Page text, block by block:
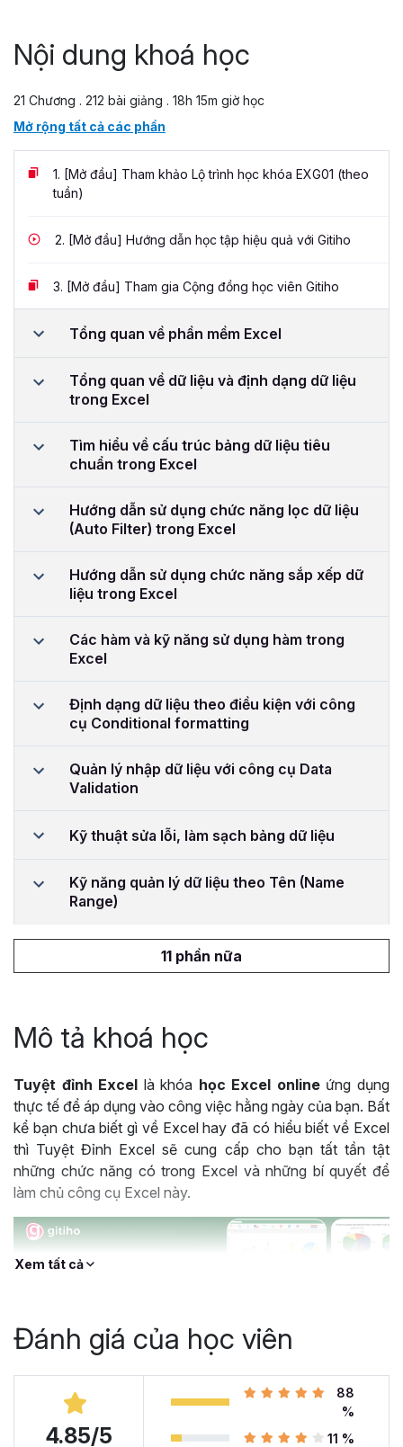
Nội dung khoá học
21 Chương . 212 bài giảng . 18h 15m giờ học
Mở rộng tất cả các phần
1. [Mở đầu] Tham khảo Lộ trình học khóa EXG01 (theo
tuần)
2. [Mở đầu] Hướng dẫn học tập hiệu quả với Gitiho
3. [Mở đầu] Tham gia Cộng đồng học viên Gitiho
Tổng quan về phần mềm Excel
Tổng quan về dữ liệu và định dạng dữ liệu
trong Excel
Tìm hiểu về cấu trúc bảng dữ liệu tiêu
chuẩn trong Excel
Hướng dẫn sử dụng chức năng lọc dữ liệu
(Auto Filter) trong Excel
Hướng dẫn sử dụng chức năng sắp xếp dữ
liệu trong Excel
Các hàm và kỹ năng sử dụng hàm trong
Excel
Định dạng dữ liệu theo điều kiện với công
cụ Conditional formatting
Quản lý nhập dữ liệu với công cụ Data
Validation
Kỹ thuật sửa lỗi, làm sạch bảng dữ liệu
Kỹ năng quản lý dữ liệu theo Tên (Name
Range)
11 phần nữa
Mô tả khoá học
Tuyệt đỉnh Excel là khóa học Excel onlineứng dụng
thực tế để áp dụng vào công việc hằng ngày của bạn. Bất
kể bạn chưa biết gì về Excel hay đã có hiểu biết về Excel
thì Tuyệt Đỉnh Excel sẽ cung cấp cho bạn tất tần tật
những chức năng có trong Excel và những bí quyết để
làm chủ công cụ Excel này.
Khóa học Tuyệt Đỉnh Excel được hàng trăm nghìn học viên lựa chọn
Xem tất cả
Đánh giá của học viên
4.85/5
88
%
11 %